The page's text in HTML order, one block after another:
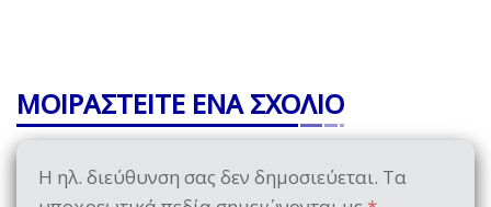
ΜΟΙΡΑΣΤΕΙΤΕ ΕΝΑ ΣΧΟΛΙΟ
Η ηλ. διεύθυνση σας δεν δημοσιεύεται. Τα